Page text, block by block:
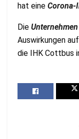
hat eine
Die
Auswirkungen
die IHK Cottbus